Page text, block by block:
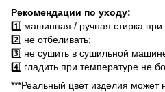
Рекомендации по уходу:
1️⃣ машинная / ручная стирка
2️⃣ не отбеливать;
3️⃣ не сушить в сушильной
4️⃣ гладить при температуре не
***Реальный цвет изделия может